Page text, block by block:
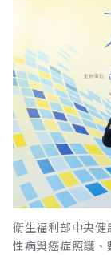
衛生福利部中央
性病與癌症照護、